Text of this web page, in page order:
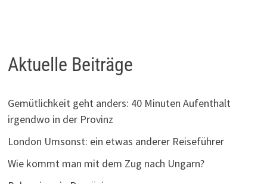
Aktuelle Beiträge
Gemütlichkeit geht anders: 40 Minuten Aufenthalt
irgendwo in der Provinz
London Umsonst: ein etwas anderer Reiseführer
Wie kommt man mit dem Zug nach Ungarn?